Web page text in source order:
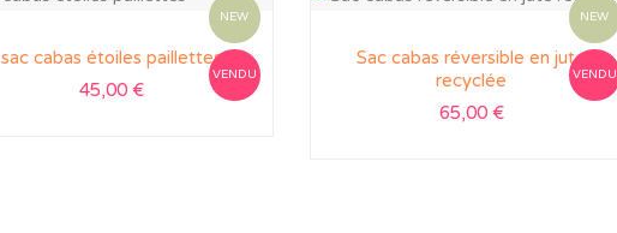
NEW
VENDU
sac cabas étoiles paillettes
45,00 €
NEW
VENDU
Sac cabas réversible en jute
recyclée
65,00 €